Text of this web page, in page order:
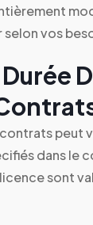
vos
peut
dans le
sont